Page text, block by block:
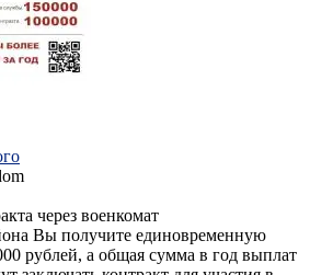
через военкомат
Вы получите единовременную
рублей, а общая сумма в год выплат